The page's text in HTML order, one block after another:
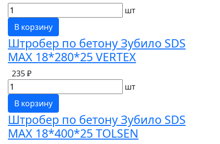
шт
В корзину
Штробер по бетону Зубило SDS
MAX 18*280*25 VERTEX
235 ₽
шт
В корзину
Штробер по бетону Зубило SDS
MAX 18*400*25 TOLSEN